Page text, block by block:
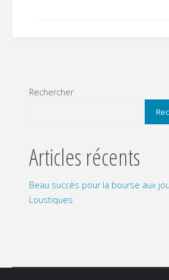
Rechercher
Articles récents
Beau succès pour la bourse aux
Loustiques